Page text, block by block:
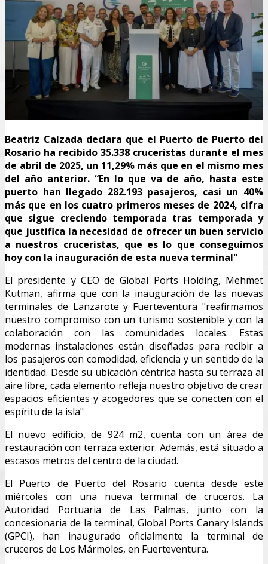
Beatriz Calzada declara que el Puerto de Puerto del
Rosario ha recibido 35.338 cruceristas durante el mes
de abril de 2025, un 11,29% más que en el mismo mes
del año anterior. “En lo que va de año, hasta este
puerto han llegado 282.193 pasajeros, casi un 40%
más que en los cuatro primeros meses de 2024, cifra
que sigue creciendo temporada tras temporada y
que justifica la necesidad de ofrecer un buen servicio
a nuestros cruceristas, que es lo que conseguimos
hoy con la inauguración de esta nueva terminal"
El presidente y CEO de Global Ports Holding, Mehmet
Kutman, afirma que con la inauguración de las nuevas
terminales de Lanzarote y Fuerteventura "reafirmamos
nuestro compromiso con un turismo sostenible y con la
colaboración con las comunidades locales. Estas
modernas instalaciones están diseñadas para recibir a
los pasajeros con comodidad, eficiencia y un sentido de la
identidad. Desde su ubicación céntrica hasta su terraza al
aire libre, cada elemento refleja nuestro objetivo de crear
espacios eficientes y acogedores que se conecten con el
espíritu de la isla"
El nuevo edificio, de 924 m2, cuenta con un área de
restauración con terraza exterior. Además, está situado a
escasos metros del centro de la ciudad.
El Puerto de Puerto del Rosario cuenta desde este
miércoles con una nueva terminal de cruceros. La
Autoridad Portuaria de Las Palmas, junto con la
concesionaria de la terminal, Global Ports Canary Islands
(GPCI), han inaugurado oficialmente la terminal de
cruceros de Los Mármoles, en Fuerteventura.